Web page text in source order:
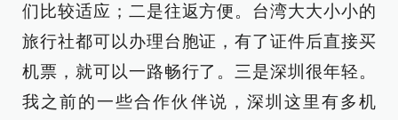
们比较适应；二是往返方便。台湾大大小小的
旅行社都可以办理台胞证，有了证件后直接买
机票，就可以一路畅行了。三是深圳很年轻。
我之前的一些合作伙伴说，深圳这里有多机